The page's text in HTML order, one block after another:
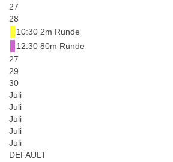
27
28
10:30 2m Runde
12:30 80m Runde
27
29
30
Juli
Juli
Juli
Juli
Juli
DEFAULT